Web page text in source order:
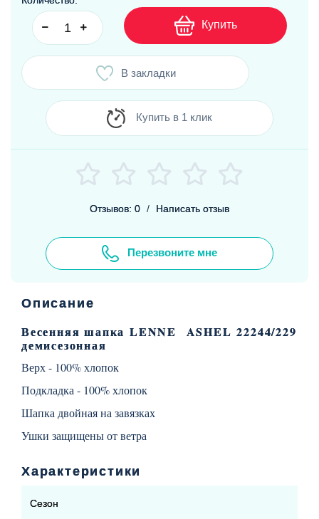
Купить
В закладки
Купить в 1 клик
Отзывов: 0 / Написать отзыв
Перезвоните мне
Описание
Весенняя шапкаLENNE ASHEL22244/229
демисезонная
Верх - 100% хлопок
Подкладка - 100% хлопок
Шапка двойная на завязках
Ушки защищены от ветра
Характеристики
Сезон